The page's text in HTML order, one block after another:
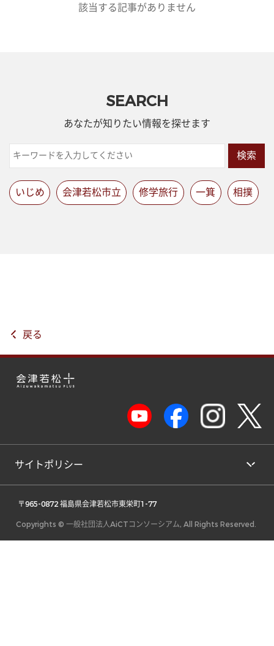
該当する記事がありません
SEARCH
あなたが知りたい情報を探せます
検索
いじめ 会津若松市立 修学旅行 一箕 相撲
戻る
サイトポリシー
〒965-0872 福島県会津若松市東栄町1-77
Copyrights © 一般社団法人AiCTコンソーシアム, All Rights Reserved.